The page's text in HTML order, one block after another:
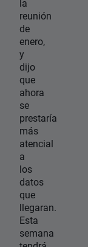
la
reunión
de
enero,
y
dijo
que
ahora
se
prestaría
más
atencial
a
los
datos
que
llegaran.
Esta
semana